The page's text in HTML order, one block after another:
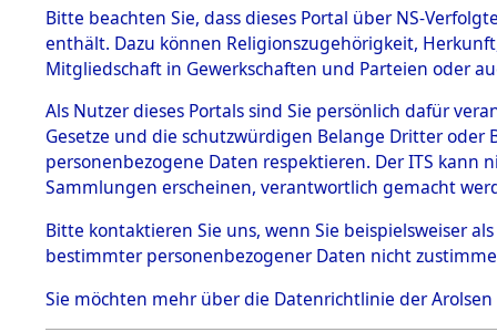
BESTÄNDE
1.
mente
5. Verschiedenes
5.3
Todesmärsche
5.3.1 Alliierte
Erhebungen
zu
Todesmärsch
en
5.3.2
Baden-
Karlsruhe
Bitte beachten Sie, dass dieses Portal über NS-
enthält. Dazu können Religionszugehörigkeit,
Mitgliedschaft in Gewerkschaften und Parteien oder
Als Nutzer dieses Portals sind Sie persönlich dafür
Gesetze und die schutzwürdigen Belange Dritter
personenbezogene Daten respektieren. Der ITS
Sammlungen erscheinen, verantwortlich gemacht
Bitte kontaktieren Sie uns, wenn Sie beispielsweiser
bestimmter personenbezogener Daten nicht
Sie möchten mehr über die Datenrichtlinie der Arolsen